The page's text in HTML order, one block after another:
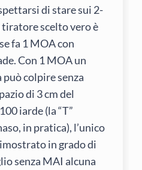
di stare sui 2-
scelto vero è
fa 1 MOA con
Con 1 MOA un
colpire senza
di 3 cm del
iarde (la “T”
in pratica), l’unico
in grado di
senza MAI alcuna